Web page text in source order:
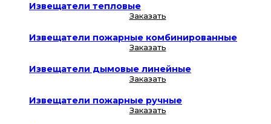
Извещатели тепловые
Заказать
Извещатели пожарные комбинированные
Заказать
Извещатели дымовые линейные
Заказать
Извещатели пожарные ручные
Заказать